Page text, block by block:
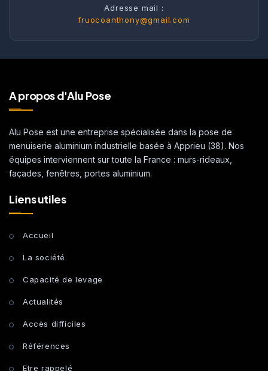
Adresse mail :
fruocoanthony@gmail.com
A propos d'Alu Pose
Alu Pose est une entreprise spécialisée dans la pose de
menuiserie aluminium industrielle basée à Apprieu (38). Nos
équipes interviennent sur toute la France : murs-rideaux,
façades, fenêtres, portes aluminium.
Liens utiles
Accueil
La société
Capacité de levage
Actualités
Accès difficiles
Références
Etre rappelé